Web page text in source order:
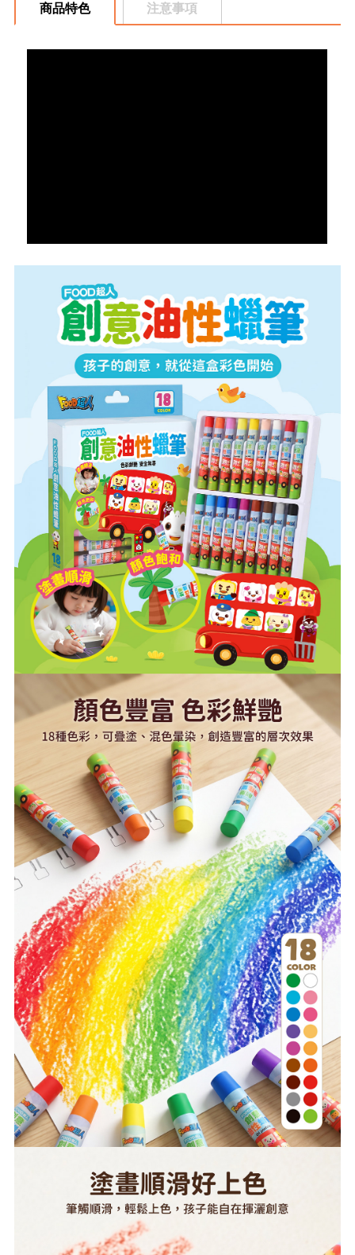
商品特色 注意事項